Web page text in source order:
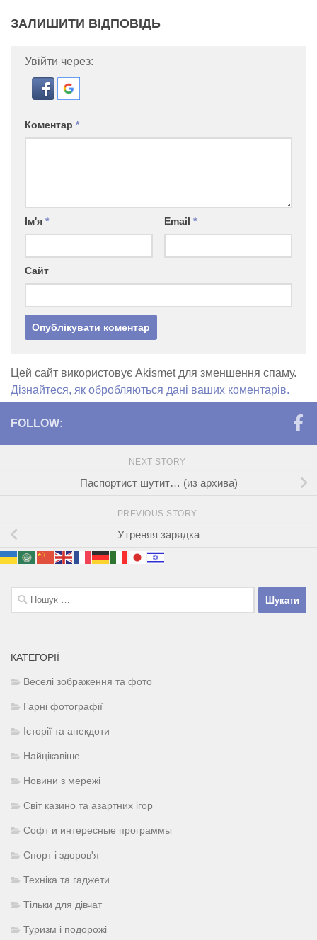
ЗАЛИШИТИ ВІДПОВІДЬ
Увійти через:
Коментар *
Ім'я * Email *
Сайт
Цей сайт використовує Akismet для зменшення спаму.
Дізнайтеся, як обробляються дані ваших коментарів.
FOLLOW:
NEXT STORY
Паспортист шутит… (из архива)
PREVIOUS STORY
Утреняя зарядка
Пошук:
КАТЕГОРІЇ
Веселі зображення та фото
Гарні фотографії
Історії та анекдоти
Найцікавіше
Новини з мережі
Світ казино та азартних ігор
Софт и интересные программы
Спорт і здоров'я
Техніка та гаджети
Тільки для дівчат
Туризм і подорожі